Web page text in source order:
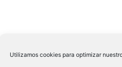
Utilizamos cookies para optimizar